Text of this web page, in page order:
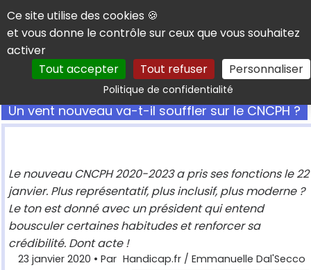
Panneau de gestion des cookies
Ce site utilise des cookies 🍪
et vous donne le contrôle sur ceux que vous souhaitez
activer
Tout accepter
Tout refuser Personnaliser
Politique de confidentialitéRechercher
Un vent nouveau va-t-il souffler sur le CNCPH ?
Le nouveau CNCPH 2020-2023 a pris ses fonctions le 22
janvier. Plus représentatif, plus inclusif, plus moderne ?
Le ton est donné avec un président qui entend
bousculer certaines habitudes et renforcer sa
crédibilité. Dont acte !
23 janvier 2020 • Par Handicap.fr / Emmanuelle Dal'Secco